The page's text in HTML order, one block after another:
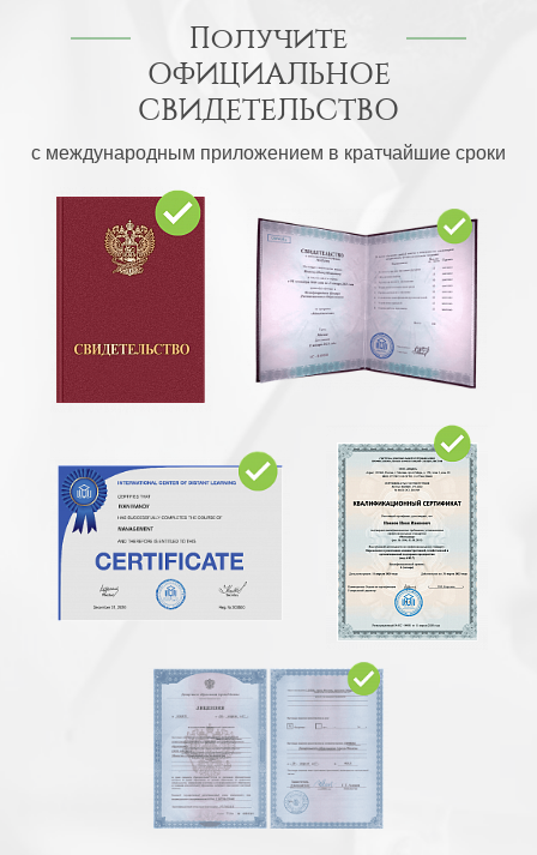
Получите
ОФИЦИАЛЬНОЕ
СВИДЕТЕЛЬСТВО
с международным приложением в кратчайшие сроки